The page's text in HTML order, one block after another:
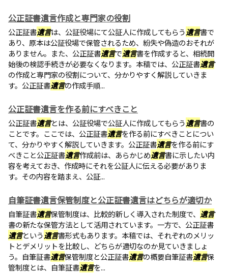
公正証書遺言作成と専門家の役割
公正証書遺言は、公証役場にて公証人に作成してもらう遺言書で
あり、原本は公証役場で保管されるため、紛失や偽造のおそれが
ありません。また、公正証書遺言で遺言書を作成すると、相続開
始後の検認手続きが必要なくなります。本稿では、公正証書遺言
の作成と専門家の役割について、分かりやすく解説していきま
す。公正証書遺言の作成手順...
公正証書遺言を作る前にすべきこと
公正証書遺言とは、公証役場で公証人に作成してもらう遺言書の
ことです。ここでは、公正証書遺言を作る前にすべきことについ
て、分かりやすく解説していきます。公正証書遺言を作る前にす
べきこと公正証書遺言作成前は、あらかじめ遺言書に示したい内
容を考えておき、作成時にそれを公証人に伝える必要がありま
す。その内容を踏まえ、公証...
自筆証書遺言保管制度と公正証書遺言はどちらが適切か
自筆証書遺言保管制度は、比較的新しく導入された制度で、 遺言
書の新たな保管方法として活用されています。一方で、公正証書
遺言という遺言書形式もあります。本稿では、それぞれのメリッ
トとデメリットを比較し、どちらが適切なのか見ていきましょ
う。自筆証書遺言保管制度と公正証書遺言の概要自筆証書遺言保
管制度とは、自筆証書遺言を...